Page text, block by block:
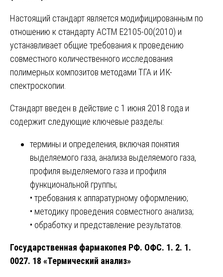
Настоящий стандарт является модифицированным по
отношению к стандарту АСТМ Е2105-00(2010) и
устанавливает общие требования к проведению
совместного количественного исследования
полимерных композитов методами ТГА и ИК-
спектроскопии.
Стандарт введен в действие с 1 июня 2018 года и
содержит следующие ключевые разделы:
термины и определения, включая понятия
выделяемого газа, анализа выделяемого газа,
профиля выделяемого газа и профиля
функциональной группы;
• требования к аппаратурному оформлению;
• методику проведения совместного анализа;
• обработку и представление результатов.
Государственная фармакопея РФ. ОФС. 1. 2. 1.
0027. 18 «Термический анализ»